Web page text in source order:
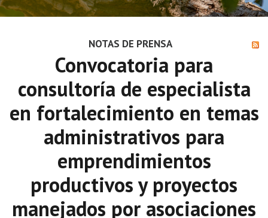
NOTAS DE PRENSA
Convocatoria para
consultoría de especialista
en fortalecimiento en temas
administrativos para
emprendimientos
productivos y proyectos
manejados por asociaciones